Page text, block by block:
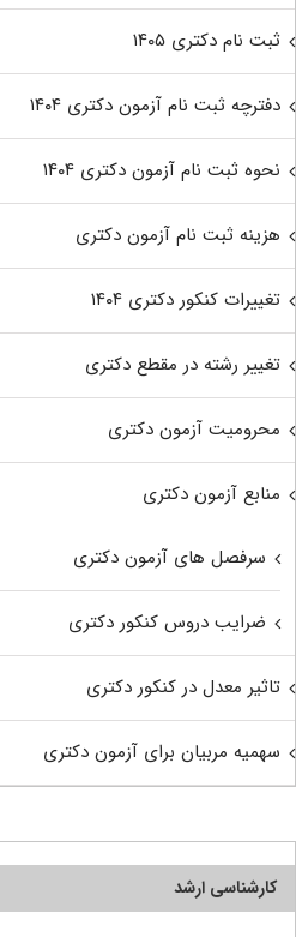
ثبت نام دکتری ۱۴۰۵
دفترچه ثبت نام آزمون دکتری ۱۴۰۴
نحوه ثبت نام آزمون دکتری ۱۴۰۴
هزینه ثبت نام آزمون دکتری
تغییرات کنکور دکتری ۱۴۰۴
تغییر رشته در مقطع دکتری
محرومیت آزمون دکتری
منابع آزمون دکتری
سرفصل های آزمون دکتری
ضرایب دروس کنکور دکتری
تاثیر معدل در کنکور دکتری
سهمیه مربیان برای آزمون دکتری
کارشناسی ارشد